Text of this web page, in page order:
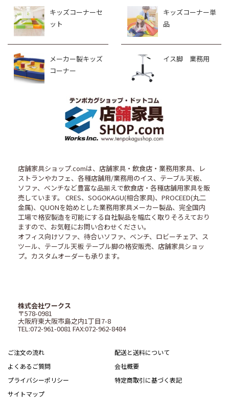
キッズコーナーセ
ット
キッズコーナー単
品
メーカー製キッズ
コーナー
イス脚 業務用
店舗家具ショップ.comは、店舗家具・飲食店・業務用家具、レ
ストランやカフェ、各種店舗用/業務用のイス、テーブル天板、
ソファ、ベンチなど豊富な品揃えで飲食店・各種店舗用家具を販
売しています。 CRES、SOGOKAGU(相合家具)、PROCEED(丸二
金属)、QUONを始めとした業務用家具メーカー製品、完全国内
工場で格安製造を可能にする自社製品を幅広く取りそろえており
ますので、お気軽にお問い合わせください。
オフィス向けソファ、待合いソファ、ベンチ、ロビーチェア、ス
ツール、テーブル天板 テーブル脚の格安販売、店舗家具ショッ
プ。カスタムオーダーも承ります。
株式会社ワークス
〒578-0981
大阪府東大阪市島之内1丁目7-8
TEL:072-961-0081 FAX:072-962-8484
ご注文の流れ
配送と送料について
よくあるご質問
会社概要
プライバシーポリシー
特定商取引に基づく表記
サイトマップ